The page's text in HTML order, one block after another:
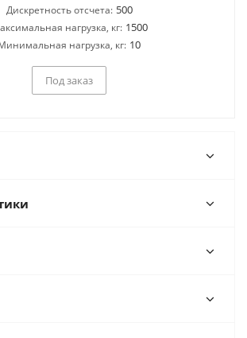
Дискретность отсчета: 500
нагрузка, кг: 1500
нагрузка, кг: 10
Под заказ